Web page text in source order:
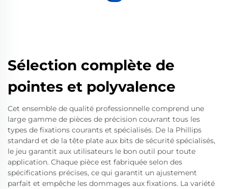
Sélection complète de
pointes et polyvalence
Cet ensemble de qualité professionnelle comprend une
large gamme de pièces de précision couvrant tous les
types de fixations courants et spécialisés. De la Phillips
standard et de la tête plate aux bits de sécurité spécialisés,
le jeu garantit aux utilisateurs le bon outil pour toute
application. Chaque pièce est fabriquée selon des
spécifications précises, ce qui garantit un ajustement
parfait et empêche les dommages aux fixations. La variété